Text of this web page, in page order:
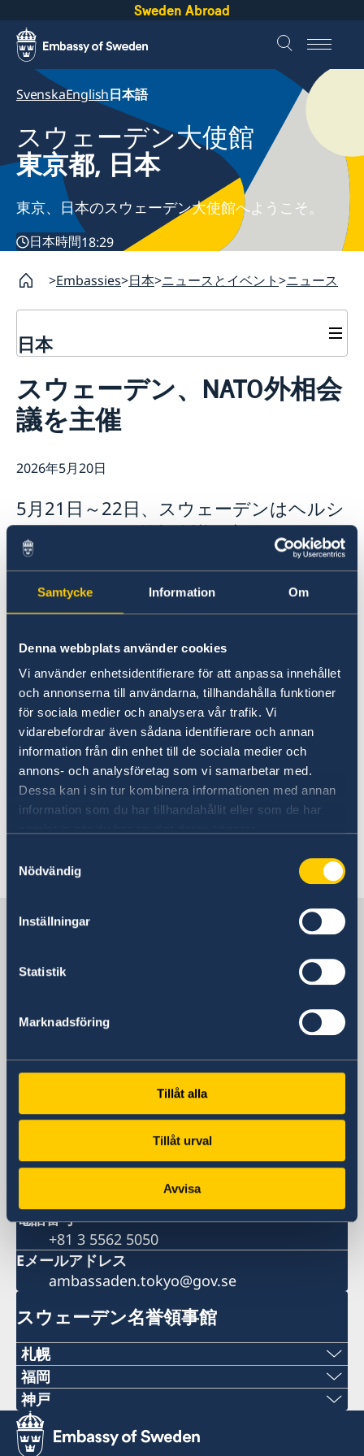
Samtycke Information Om
Denna webbplats använder cookies
Vi använder enhetsidentifierare för att anpassa innehållet
och annonserna till användarna, tillhandahålla funktioner
för sociala medier och analysera vår trafik. Vi
vidarebefordrar även sådana identifierare och annan
information från din enhet till de sociala medier och
annons- och analysföretag som vi samarbetar med.
Dessa kan i sin tur kombinera informationen med annan
information som du har tillhandahållit eller som de har
Nödvändig
Inställningar
Statistik
Marknadsföring
Tillåt alla
Tillåt urval
Avvisa
Sweden Abroad
SvenskaEnglish日本語
スウェーデン大使館
東京都, 日本
東京、日本のスウェーデン大使館へようこそ。
日本時間18:29
Embassies 日本 ニュースとイベント ニュース
日本
スウェーデン大使館について
ヴィクトリア・リー大使
スタッフ
チーム・スウェーデン
商務部・投資部
大使館の建築
ニュースとイベント
スウェーデン大使館関連のイベントはこちらをご覧くだ
スウェーデン大使館への後援名義使用申請について
スウェーデン、NATO外相会
議を主催
2026年5月20日
5月21日～22日、スウェーデンはヘルシ
ンボリでNATO外相会議を主催します。
今回が初めてです。
マリア・マルメル・ステネルガルド外相は、
「NATOのハイレベル会議を主催することは、積
極的かつ建設的なNATO同盟国でありたいという
スウェーデンの意欲を示すものです」と述べてい
ます。
詳細は、スウェーデン政府ウェブサイト「
スウェーデンにおけるNATO外相会議
」をご覧
ください。
日本の中のスウェーデン
スウェーデン大使館
住所
スウェーデン大使館
〒107-6016
東京都港区赤坂1-12-32アーク森ビル16階
(郵便物送付先はこちらまで)
スウェーデン大使館
〒107-6016
電話番号
+81 3 5562 5050
Eメールアドレス
ambassaden.tokyo@gov.se
スウェーデン名誉領事館
札幌
〒060-0807 札幌市北区北7条西1丁目2-6 NCO
札幌14階 デラバル株式会社内
名誉領事館への訪問の際は、事前にEメールでの予
福岡
Phone numbers
+81 92 942 0511
神戸
Phone numbers